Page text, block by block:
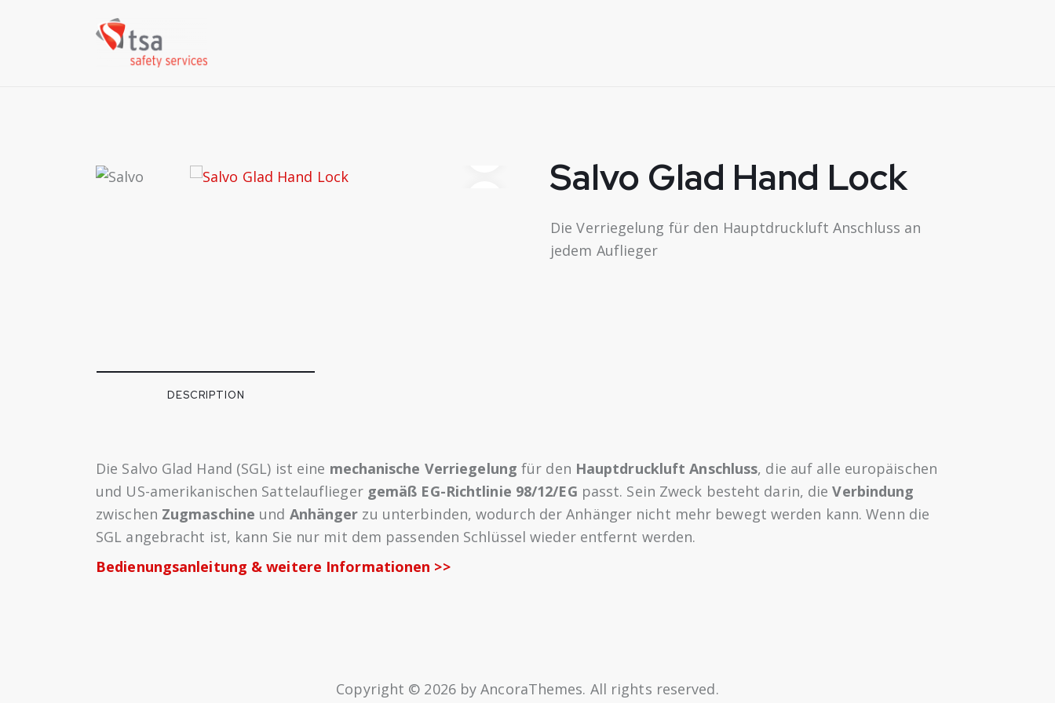
Salvo Glad Hand Lock
Die Verriegelung für den Hauptdruckluft Anschluss an
jedem Auflieger
DESCRIPTION
Die Salvo Glad Hand (SGL) ist eine mechanische Verriegelung für den Hauptdruckluft Anschluss, die auf alle europäischen
und US-amerikanischen Sattelauflieger gemäß EG-Richtlinie 98/12/EG passt. Sein Zweck besteht darin, dieVerbindung
zwischen Zugmaschine und Anhänger zu unterbinden, wodurch der Anhänger nicht mehr bewegt werden kann. Wenn die
SGL angebracht ist, kann Sie nur mit dem passenden Schlüssel wieder entfernt werden.
Bedienungsanleitung & weitere Informationen >>
Copyright © 2026 by AncoraThemes. All rights reserved.